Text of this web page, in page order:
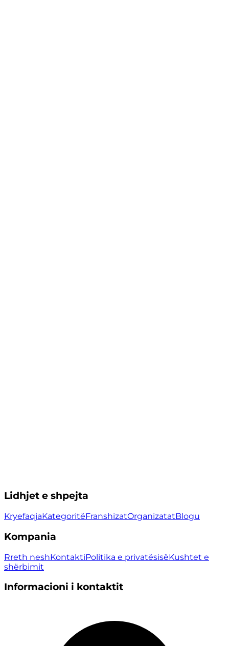
Lidhjet e shpejta
KryefaqjaKategoritëFranshizatOrganizatatBlogu
Kompania
Rreth neshKontaktiPolitika e privatësisëKushtet e
shërbimit
Informacioni i kontaktit